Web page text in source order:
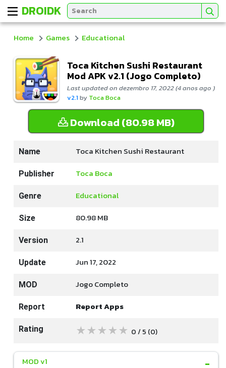
DROIDK
Home Games Educational
Toca Kitchen Sushi Restaurant
Mod APK v2.1 (Jogo Completo)
Last updated on dezembro 17, 2022 (4 anos ago )
v2.1by Toca Boca
Download (80.98 MB)
Name Toca Kitchen Sushi Restaurant
Publisher Toca Boca
Genre Educational
Size 80.98 MB
Version 2.1
Update Jun 17, 2022
MOD Jogo Completo
Report Report Apps
Rating ★ ★ ★ ★ ★ 0 / 5 (0)
MOD v1